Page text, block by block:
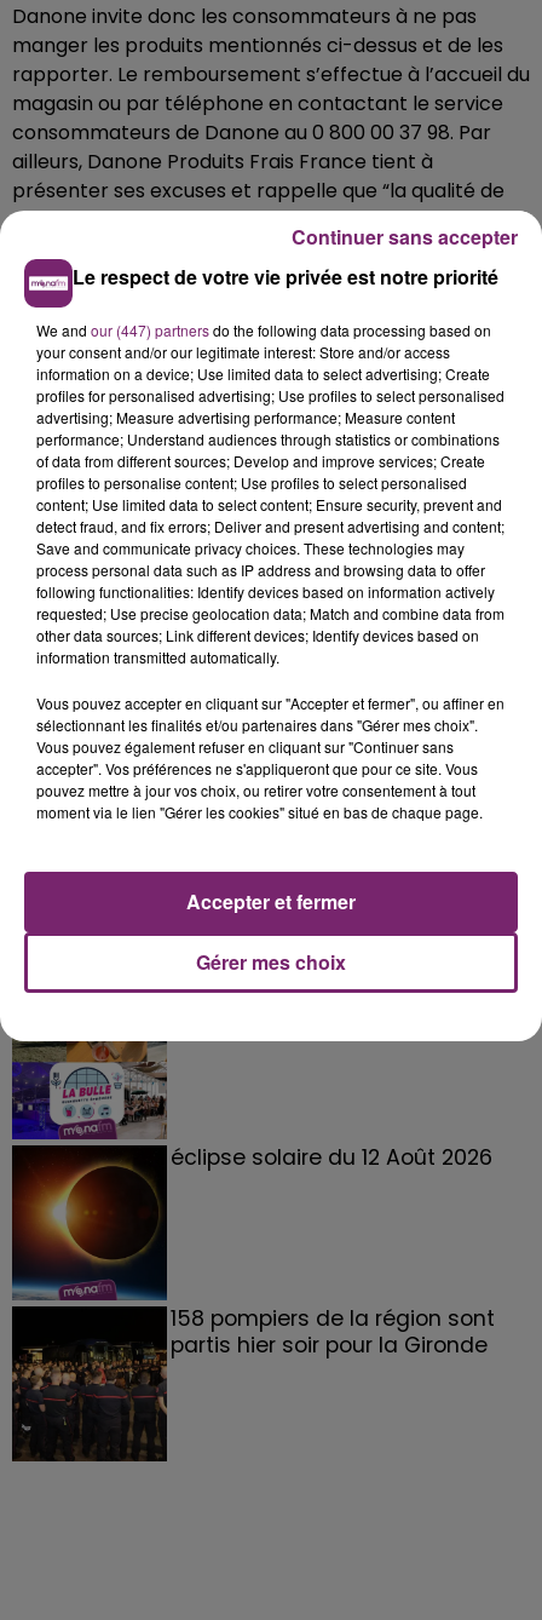
Danone invite donc les consommateurs à ne pas
manger les produits mentionnés ci-dessus et de les
rapporter. Le remboursement s’effectue à l’accueil du
magasin ou par téléphone en contactant le service
consommateurs de Danone au 0 800 00 37 98. Par
ailleurs, Danone Produits Frais France tient à
présenter ses excuses et rappelle que “la qualité de
nos produits et la sécurité de nos consommateurs
La Bulle - Guinguette éphémère
éclipse solaire du 12 Août 2026
158 pompiers de la région sont
partis hier soir pour la Gironde
Le respect de votre vie privée est notre priorité
We and our (447) partnersdo the following data processing based on
your consent and/or our legitimate interest: Store and/or access
information on a device; Use limited data to select advertising; Create
profiles for personalised advertising; Use profiles to select personalised
advertising; Measure advertising performance; Measure content
performance; Understand audiences through statistics or combinations
of data from different sources; Develop and improve services; Create
profiles to personalise content; Use profiles to select personalised
content; Use limited data to select content; Ensure security, prevent and
detect fraud, and fix errors; Deliver and present advertising and content;
Save and communicate privacy choices. These technologies may
process personal data such as IP address and browsing data to offer
following functionalities: Identify devices based on information actively
requested; Use precise geolocation data; Match and combine data from
other data sources; Link different devices; Identify devices based on
information transmitted automatically.
Vous pouvez accepter en cliquant sur "Accepter et fermer", ou affiner en
sélectionnant les finalités et/ou partenaires dans "Gérer mes choix".
Vous pouvez également refuser en cliquant sur "Continuer sans
accepter". Vos préférences ne s'appliqueront que pour ce site. Vous
pouvez mettre à jour vos choix, ou retirer votre consentement à tout
moment via le lien "Gérer les cookies" situé en bas de chaque page.
Gérer mes choix
Accepter et fermer
Continuer sans accepter